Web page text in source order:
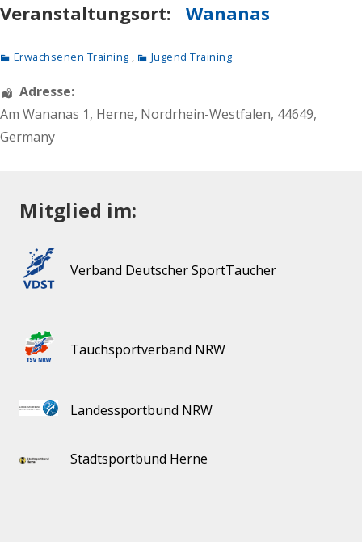
Veranstaltungsort: Wananas
Erwachsenen Training , Jugend Training
Adresse:
Am Wananas 1, Herne, Nordrhein-Westfalen, 44649,
Germany
Mitglied im:
Verband Deutscher SportTaucher
Tauchsportverband NRW
Landessportbund NRW
Stadtsportbund Herne